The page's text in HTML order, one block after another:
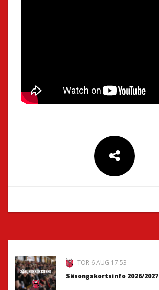
TOR 6 AUG 17:53
Säsongskortsinfo 2026/2027